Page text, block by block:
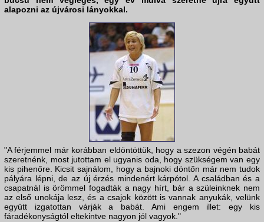
alapozni az újvárosi lányokkal.
"A férjemmel már korábban eldöntöttük, hogy a szezon végén babát
szeretnénk, most jutottam el ugyanis oda, hogy szükségem van egy
kis pihenőre. Kicsit sajnálom, hogy a bajnoki döntőn már nem tudok
pályára lépni, de az új érzés mindenért kárpótol. A családban és a
csapatnál is örömmel fogadták a nagy hírt, bár a szüleinknek nem
az első unokája lesz, és a csajok között is vannak anyukák, velünk
együtt izgatottan várják a babát. Ami engem illet: egy kis
fáradékonyságtól eltekintve nagyon jól vagyok."